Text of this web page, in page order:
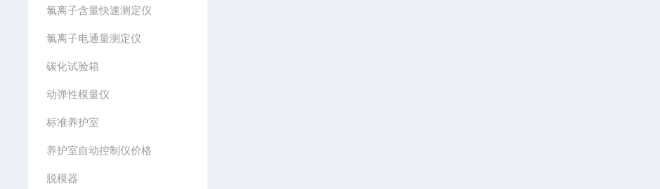
氯离子含量快速测定仪
氯离子电通量测定仪
碳化试验箱
动弹性模量仪
标准养护室
养护室自动控制仪价格
脱模器